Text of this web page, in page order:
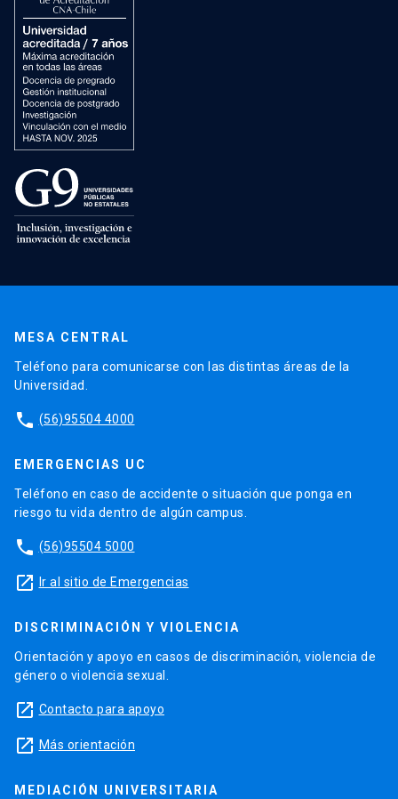
MESA CENTRAL
Teléfono para comunicarse con las distintas áreas de la
Universidad.
phone (56)95504 4000
EMERGENCIAS UC
Teléfono en caso de accidente o situación que ponga en
riesgo tu vida dentro de algún campus.
phone (56)95504 5000
launch Ir al sitio de Emergencias
DISCRIMINACIÓN Y VIOLENCIA
Orientación y apoyo en casos de discriminación, violencia de
género o violencia sexual.
launch Contacto para apoyo
launch Más orientación
MEDIACIÓN UNIVERSITARIA